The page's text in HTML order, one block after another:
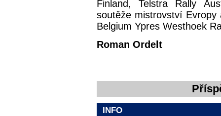
Finland, Telstra Rally
soutěže mistrovství
Belgium Ypres Westhoek
Roman Ordelt
INFO